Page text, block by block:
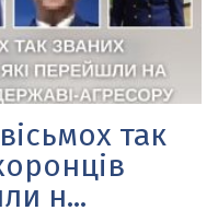
так
н...